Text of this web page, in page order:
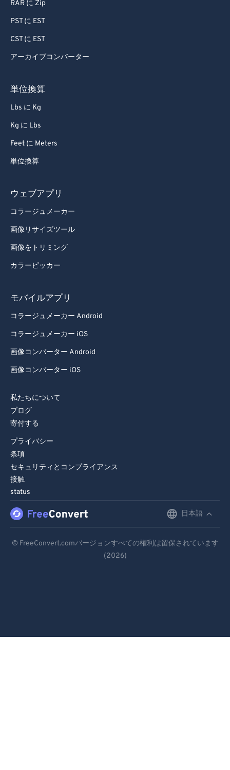
RAR に Zip
PST に EST
CST に EST
アーカイブコンバーター
単位換算
Lbs に Kg
Kg に Lbs
Feet に Meters
単位換算
ウェブアプリ
コラージュメーカー
画像リサイズツール
画像をトリミング
カラーピッカー
モバイルアプリ
コラージュメーカー Android
コラージュメーカー iOS
画像コンバーター Android
画像コンバーター iOS
私たちについて
ブログ
寄付する
プライバシー
条項
セキュリティとコンプライアンス
接触
status
日本語
Español
© FreeConvert.comバージョンすべての権利は留保されています
(2026)